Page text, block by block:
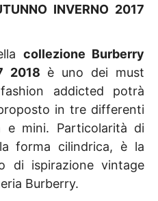
INVERNO 2017
collezione Burberry
2018 è uno dei must
addicted potrà
in tre differenti
e mini. Particolarità di
forma cilindrica, è la
di ispirazione vintage
Burberry.